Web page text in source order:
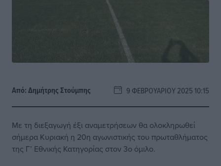
Από:Δημήτρης Στούμπης 9 ΦΕΒΡΟΥΑΡΊΟΥ 2025 10:15
Με τη διεξαγωγή έξι αναμετρήσεων θα ολοκληρωθεί
σήμερα Κυριακή η 20η αγωνιστικής του πρωταθλήματος
της Γ’ Εθνικής Κατηγορίας στον 3ο όμιλο.